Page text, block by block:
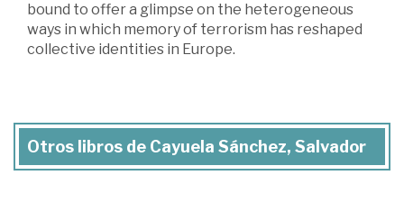
bound to offer a glimpse on the heterogeneous
ways in which memory of terrorism has reshaped
collective identities in Europe.
Otros libros de Cayuela Sánchez, Salvador